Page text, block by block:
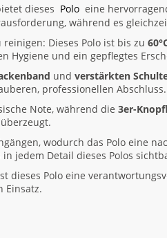
dieses Polo eine
während es
Dieses Polo ist bis zu
Hygiene und ein gepflegtes
und verstärkten
professionellen Abschluss.
Note, während die 3er-
wodurch das Polo eine
jedem Detail dieses Polos
Polo eine
Einsatz.